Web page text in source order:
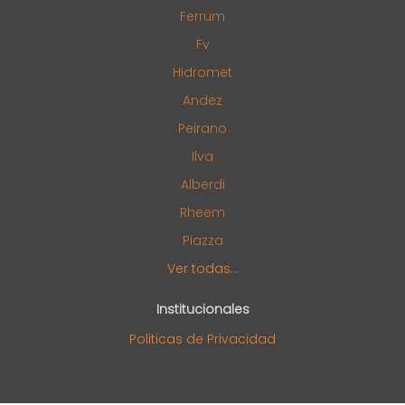
Ferrum
Fv
Hidromet
Andez
Peirano
Ilva
Alberdi
Rheem
Piazza
Ver todas...
Institucionales
Politicas de Privacidad